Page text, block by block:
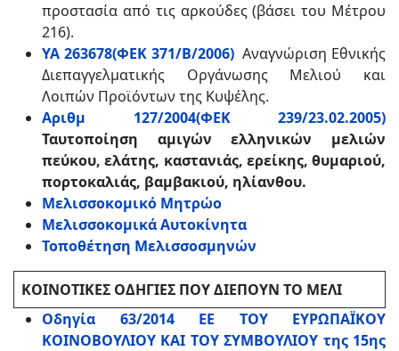
προστασία από τις αρκούδες (βάσει του Μέτρου
216).
ΥΑ 263678(ΦΕΚ 371/Β/2006)Αναγνώριση Εθνικής
Διεπαγγελματικής Οργάνωσης Μελιού και
Λοιπών Προϊόντων της Κυψέλης.
Αριθμ 127/2004(ΦΕΚ 239/23.02.2005)
Ταυτοποίηση αμιγών ελληνικών μελιών
πεύκου, ελάτης, καστανιάς, ερείκης, θυμαριού,
πορτοκαλιάς, βαμβακιού, ηλίανθου.
Μελισσοκομικό Μητρώο
Μελισσοκομικά Αυτοκίνητα
Τοποθέτηση Μελισσοσμηνών
ΚΟΙΝΟΤΙΚΕΣ ΟΔΗΓΙΕΣ ΠΟΥ ΔΙΕΠΟΥΝ ΤΟ ΜΕΛΙ
Οδηγία 63/2014 ΕΕ ΤΟΥ ΕΥΡΩΠΑΪΚΟΥ
ΚΟΙΝΟΒΟΥΛΙΟΥ ΚΑΙ ΤΟΥ ΣΥΜΒΟΥΛΙΟΥ της 15ης